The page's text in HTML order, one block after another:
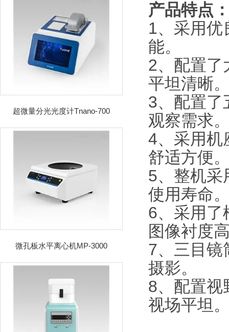
超微量分光光度计Tnano-700
微孔板水平离心机MP-3000
产品特点
1、采用优
能。
2、配置了
平坦清晰
3、配置了
观察需求
4、采用机
舒适方便
5、整机采
使用寿命
6、采用了
图像衬度
7、三目镜
摄影。
8、配置视
视场平坦